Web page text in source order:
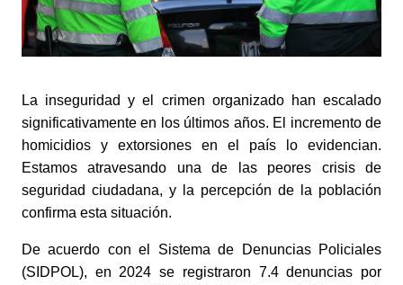
La inseguridad y el crimen organizado han escalado
significativamente en los últimos años. El incremento de
homicidios y extorsiones en el país lo evidencian.
Estamos atravesando una de las peores crisis de
seguridad ciudadana, y la percepción de la población
confirma esta situación.
De acuerdo con el Sistema de Denuncias Policiales
(SIDPOL), en 2024 se registraron 7.4 denuncias por